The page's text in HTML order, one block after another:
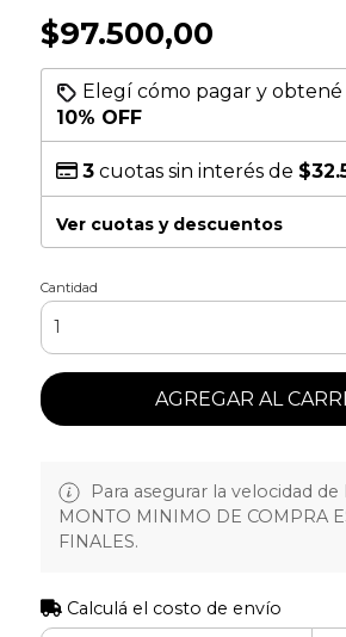
$97.500,00
Elegí cómo pagar y obtené
10% OFF
3cuotas sin interés de
Ver cuotas y descuentos
Cantidad
AGREGAR AL
Para asegurar la velocidad
MONTO MINIMO DE COMPRA
FINALES.
Calculá el costo de envío